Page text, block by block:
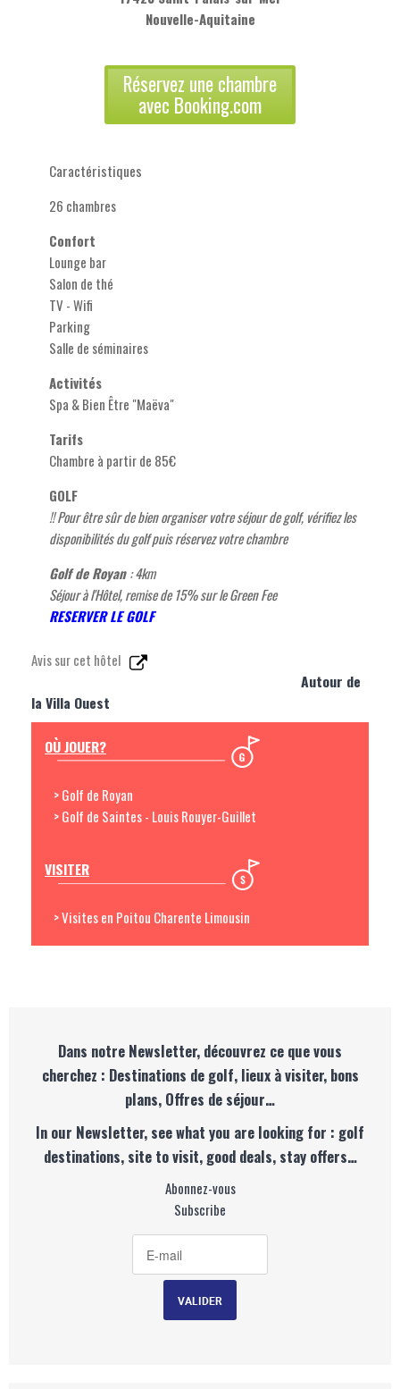
Nouvelle-Aquitaine
Réservez une chambre
avec Booking.com
Caractéristiques
26 chambres
Confort
Lounge bar
Salon de thé
TV - Wifi
Parking
Salle de séminaires
Activités
Spa & Bien Être "Maëva"
Tarifs
Chambre à partir de 85€
GOLF
!! Pour être sûr de bien organiser votre séjour de golf, vérifiez les
disponibilités du golf puis réservez votre chambre
Golf de Royan: 4km
Séjour à l'Hôtel, remise de 15% sur le Green Fee
RESERVER LE GOLF
Avis sur cet hôtel
Autour de
la Villa Ouest
OÙ JOUER?
> Golf de Royan
> Golf de Saintes - Louis Rouyer-Guillet
VISITER
> Visites en Poitou Charente Limousin
Dans notre Newsletter, découvrez ce que vous
cherchez : Destinations de golf, lieux à visiter, bons
plans, Offres de séjour…
In our Newsletter, see what you are looking for : golf
destinations, site to visit, good deals, stay offers…
Abonnez-vous
Subscribe